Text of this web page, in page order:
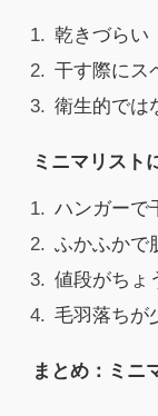
乾きづらい
干す際にス
衛生的では
ミニマリスト
ハンガーで
ふかふかで
値段がちょ
毛羽落ちが
まとめ：ミニ